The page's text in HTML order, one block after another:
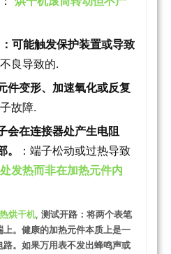
可能触发保护装置或导致
良导致的.
件变形、加速氧化或反复
故障.
会在连接器处产生电阻
：端子松动或过热导致
发热而非在加热元件内
烘干机, 测试开路：将两个表笔
。健康的加热元件本质上是一
。如果万用表不发出蜂鸣声或